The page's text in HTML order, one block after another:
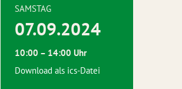
SAMSTAG
07.09.2024
10:00 – 14:00 Uhr
Download als ics-Datei